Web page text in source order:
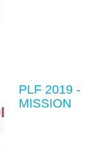
PLF 2019 -
MISSION